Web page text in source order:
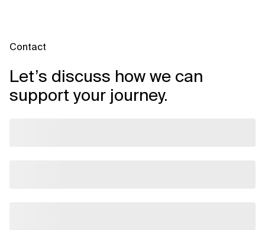
Contact
Let’s discuss how we can
support your journey.